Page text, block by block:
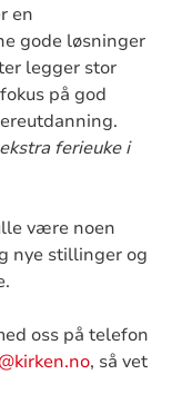
en
gode løsninger
legger stor
på god
ferieuke i
være noen
nye stillinger og
oss på telefon
, så vet